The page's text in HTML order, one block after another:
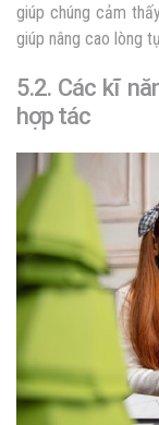
giúp chúng cảm
giúp nâng cao lòng
5.2. Các kĩ
hợp tác